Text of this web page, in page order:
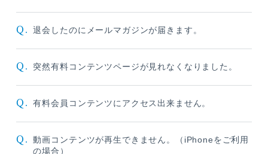
Q. 退会したのにメールマガジンが届きます。
Q. 突然有料コンテンツページが見れなくなりました。
Q. 有料会員コンテンツにアクセス出来ません。
Q.
動画コンテンツが再生できません。（iPhoneをご利用
の場合）